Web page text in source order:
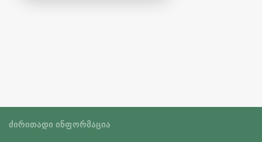
ᲫᲘᲠᲘᲗᲐᲓᲘ ᲘᲜᲤᲝᲠᲛᲐᲪᲘᲐ